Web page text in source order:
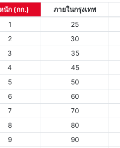
นัก (กก.) ภายในกรุงเทพ
1
25
2
30
3
35
4
45
5
50
6
60
7
70
8
80
9
90